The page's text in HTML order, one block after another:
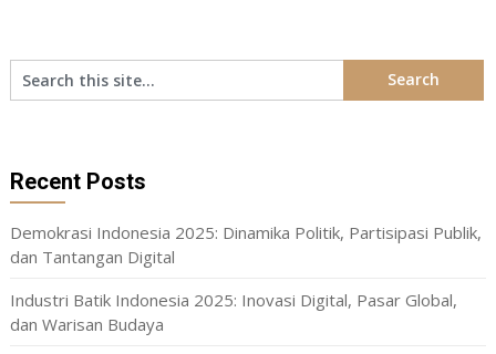
Recent Posts
Demokrasi Indonesia 2025: Dinamika Politik, Partisipasi Publik,
dan Tantangan Digital
Industri Batik Indonesia 2025: Inovasi Digital, Pasar Global,
dan Warisan Budaya